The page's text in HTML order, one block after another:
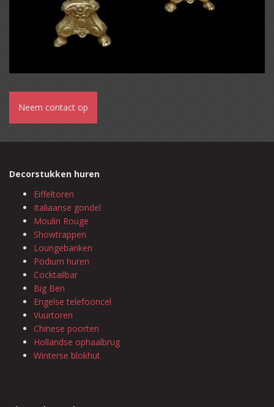
Neem contact op
Decorstukken huren
Eiffeltoren
Italiaanse gondel
Moulin Rouge
Showtrappen
Loungebanken
Podium huren
Cocktailbar
Big Ben
Engelse telefooncel
Vuurtoren
Chinese poorten
Hollandse ophaalbrug
Winterse blokhut